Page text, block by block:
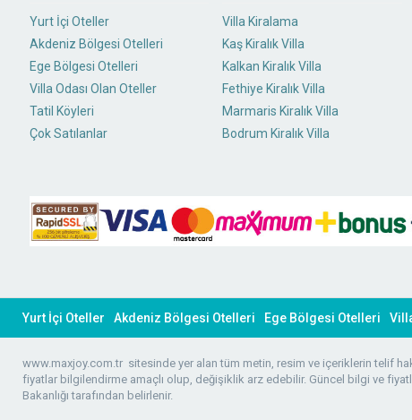
Yurt İçi Oteller
Akdeniz Bölgesi Otelleri
Ege Bölgesi Otelleri
Villa Odası Olan Oteller
Tatil Köyleri
Çok Satılanlar
Villa Kiralama
Kaş Kiralık Villa
Kalkan Kiralık Villa
Fethiye Kiralık Villa
Marmaris Kiralık Villa
Bodrum Kiralık Villa
Yurt İçi Oteller Akdeniz Bölgesi Otelleri Ege Bölgesi Otelleri
www.maxjoy.com.tr sitesinde yer alan tüm metin, resim ve içeriklerin telif
fiyatlar bilgilendirme amaçlı olup, değişiklik arz edebilir. Güncel bilgi ve
Bakanlığı tarafından belirlenir.